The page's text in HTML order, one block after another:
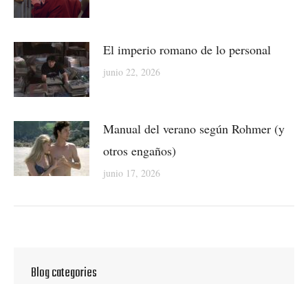
El imperio romano de lo personal
junio 22, 2026
Manual del verano según Rohmer (y
otros engaños)
junio 17, 2026
Blog categories